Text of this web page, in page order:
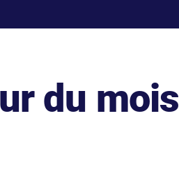
du mois